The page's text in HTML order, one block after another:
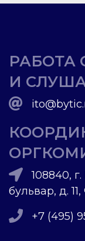
РАБОТА
И
108840,
бульвар, д.
+7 (495)